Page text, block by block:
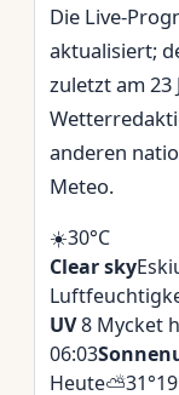
Die Live-
aktualisiert;
zuletzt am 23
anderen
Meteo.
☀️30°C
Clear sky
UV8 Mycket
06:03
Heute⛅31°